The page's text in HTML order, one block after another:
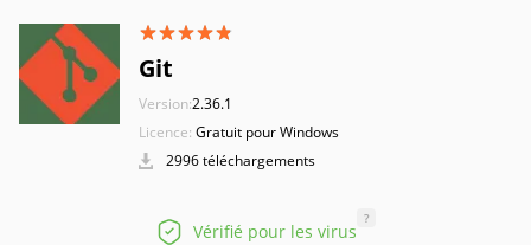
Git
Version:2.36.1
Licence: Gratuit pour Windows
2996 téléchargements
Vérifié pour les virus
?